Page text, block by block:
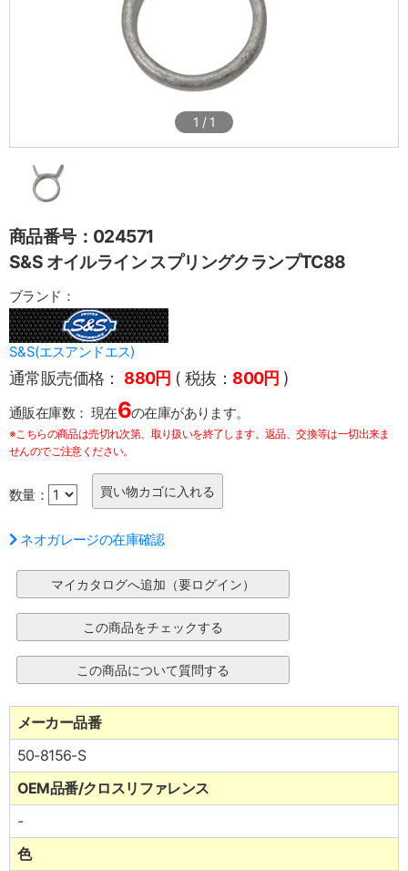
1 / 1
商品番号：024571
S&S オイルライン スプリングクランプTC88
ブランド：
S&S(エスアンドエス)
通常販売価格： 880円 ( 税抜： 800円 )
通販在庫数： 現在6の在庫があります。
※こちらの商品は売切れ次第、取り扱いを終了します。返品、交換等は一切出来ま
せんのでご注意ください。
数量：
ネオガレージの在庫確認
メーカー品番
50-8156-S
OEM品番/クロスリファレンス
-
色